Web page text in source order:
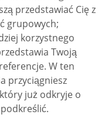
przedstawiać Cię z
grupowych;
korzystnego
Twoją
W ten
przyciągniesz
już odkryje o